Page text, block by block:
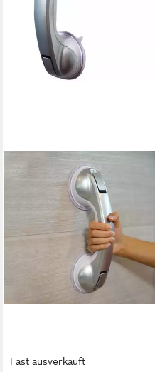
Fast ausverkauft